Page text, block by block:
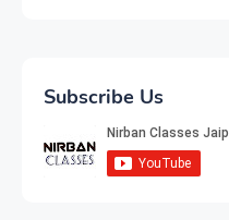
Subscribe Us